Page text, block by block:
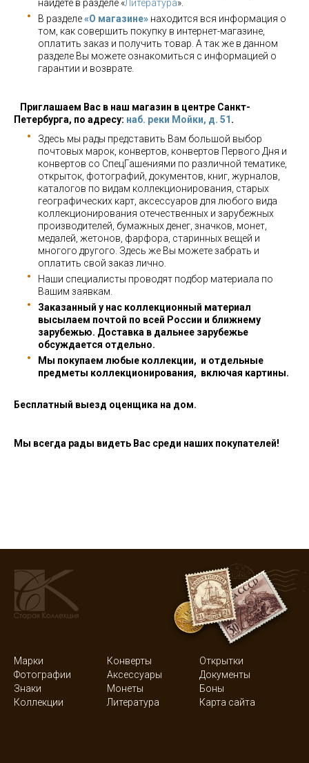
найдете в разделе «Литература».
В разделе«О магазине» находится вся информация о
том, как совершить покупку в интернет-магазине,
оплатить заказ и получить товар. А так же в данном
разделе Вы можете ознакомиться с информацией о
гарантии и возврате.
Приглашаем Вас в наш магазин в центре Санкт-
Петербурга, по адресу: наб. реки Мойки, д. 51 .
Здесь мы рады представить Вам большой выбор
почтовых марок, конвертов, конвертов Первого Дня и
конвертов со СпецГашениями по различной тематике,
открыток, фотографий, документов, книг, журналов,
каталогов по видам коллекционирования, старых
географических карт, аксессуаров для любого вида
коллекционирования отечественных и зарубежных
производителей, бумажных денег, значков, монет,
медалей, жетонов, фарфора, старинных вещей и
многого другого. Здесь же Вы можете забрать и
оплатить свой заказ лично.
Наши специалисты проводят подбор материала по
Вашим заявкам.
Заказанный у нас коллекционный материал
высылаем почтой по всей России и ближнему
зарубежью. Доставка в дальнее зарубежье
обсуждается отдельно.
Мы покупаем любые коллекции, и отдельные
предметы коллекционирования, включая картины.
Бесплатный выезд оценщика на дом.
Мы всегда рады видеть Вас среди наших покупателей!
Марки Конверты
Открытки
Фотографии
Аксессуары
Документы
Знаки
Монеты
Боны
Коллекции
Литература Карта сайта